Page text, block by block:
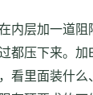
内层加一道阻
都压下来。加
看里面装什么